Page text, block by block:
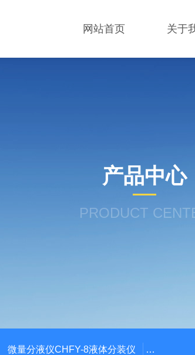
网站首页 关于
产品中心
PRODUCT
微量分液仪CHFY-8液体分装仪 全自动放